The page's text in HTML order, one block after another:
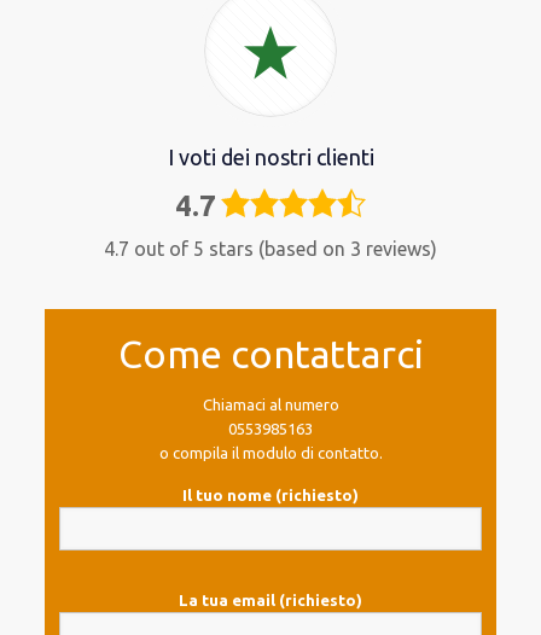
I voti dei nostri clienti
4.7 4,7
4.7 out of 5 stars (based on 3 reviews)
Come contattarci
Chiamaci al numero
0553985163
o compila il modulo di contatto.
Il tuo nome (richiesto)
La tua email (richiesto)